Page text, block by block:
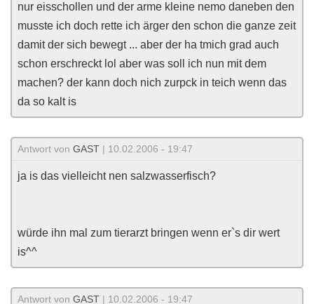
nur eisschollen und der arme kleine nemo daneben den
musste ich doch rette ich ärger den schon die ganze zeit
damit der sich bewegt ... aber der ha tmich grad auch
schon erschreckt lol aber was soll ich nun mit dem
machen? der kann doch nich zurpck in teich wenn das
da so kalt is
Antwort von GAST | 10.02.2006 - 19:47
ja is das vielleicht nen salzwasserfisch?
würde ihn mal zum tierarzt bringen wenn er`s dir wert
is^^
Antwort von GAST | 10.02.2006 - 19:47